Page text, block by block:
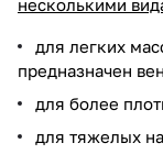
несколькими
для легких
предназначен
для более
для тяжелых